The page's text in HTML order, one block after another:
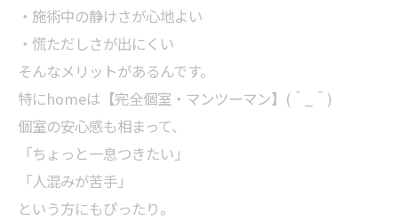
・施術中の静けさが心地よい
・慌ただしさが出にくい
そんなメリットがあるんです。
特にhomeは【完全個室・マンツーマン】(＾_＾)
個室の安心感も相まって、
「ちょっと一息つきたい」
「人混みが苦手」
という方にもぴったり。